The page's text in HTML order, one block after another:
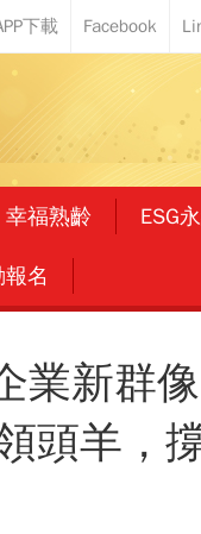
幸福熟齡 ESG
名
業新群
頭羊，